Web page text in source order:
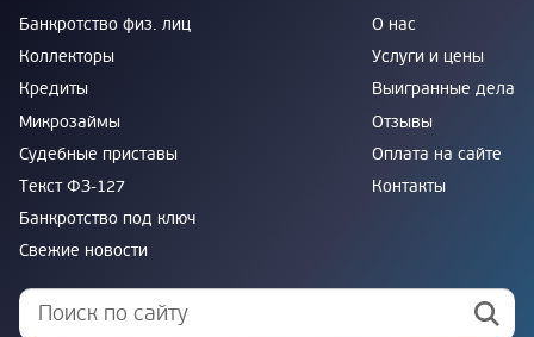
Банкротство физ. лиц
Коллекторы
Кредиты
Микрозаймы
Судебные приставы
Текст ФЗ-127
Банкротство под ключ
Свежие новости
О нас
Услуги и цены
Выигранные дела
Отзывы
Оплата на сайте
Контакты